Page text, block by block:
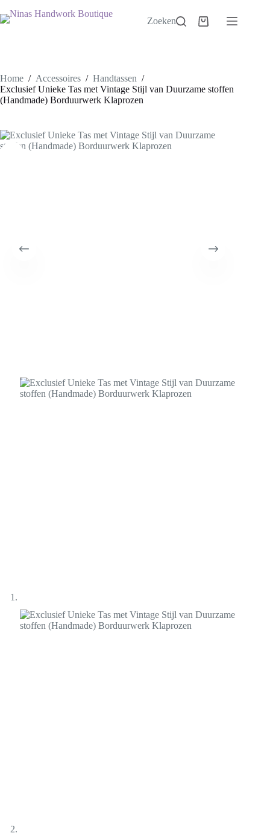
naar
de
Zoeken Winkelwagen
Home / Accessoires / Handtassen /
Exclusief Unieke Tas met Vintage Stijl van Duurzame stoffen
(Handmade) Borduurwerk Klaprozen